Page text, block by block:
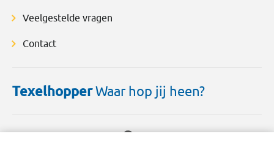
Veelgestelde vragen
Contact
TexelhopperWaar hop jij heen?